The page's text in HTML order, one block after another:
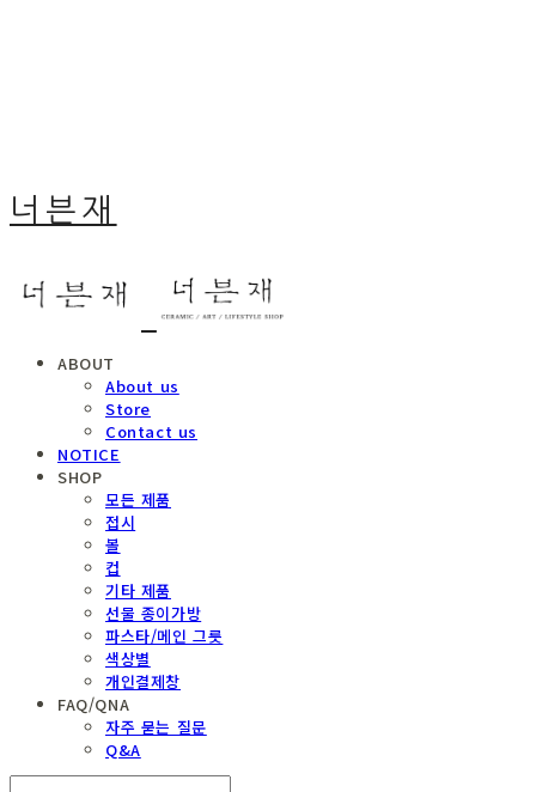
너븐재
ABOUT
About us
Store
Contact us
NOTICE
SHOP
모든 제품
접시
볼
컵
기타 제품
선물 종이가방
파스타/메인 그릇
색상별
개인결제창
FAQ/QNA
자주 묻는 질문
Q&A